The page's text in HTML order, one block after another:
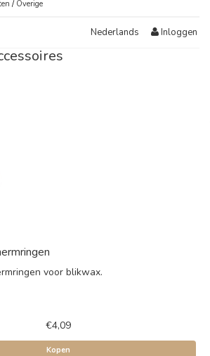
/ Overige
Nederlands Inloggen
voor blikwax.
€4,09
Kopen